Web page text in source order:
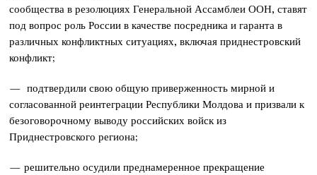
сообщества в резолюциях Генеральной Ассамблеи ООН, ставят
под вопрос роль России в качестве посредника и гаранта в
различных конфликтных ситуациях, включая приднестровский
конфликт;
— подтвердили свою общую приверженность мирной и
согласованной реинтеграции Республики Молдова и призвали к
безоговорочному выводу российских войск из
Приднестровского региона;
— решительно осудили преднамеренное прекращение